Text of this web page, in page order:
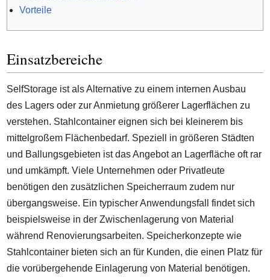
Vorteile
Einsatzbereiche
SelfStorage ist als Alternative zu einem internen Ausbau
des Lagers oder zur Anmietung größerer Lagerflächen zu
verstehen. Stahlcontainer eignen sich bei kleinerem bis
mittelgroßem Flächenbedarf. Speziell in größeren Städten
und Ballungsgebieten ist das Angebot an Lagerfläche oft rar
und umkämpft. Viele Unternehmen oder Privatleute
benötigen den zusätzlichen Speicherraum zudem nur
übergangsweise. Ein typischer Anwendungsfall findet sich
beispielsweise in der Zwischenlagerung von Material
während Renovierungsarbeiten. Speicherkonzepte wie
Stahlcontainer bieten sich an für Kunden, die einen Platz für
die vorübergehende Einlagerung von Material benötigen.